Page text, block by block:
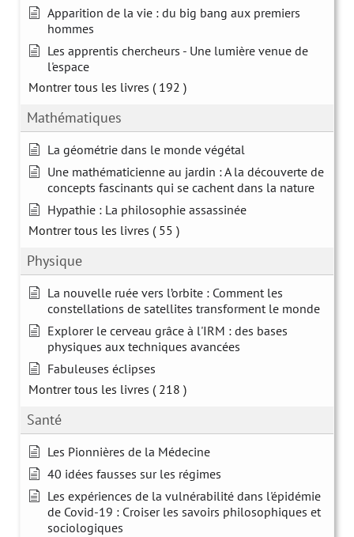
Apparition de la vie : du big bang aux premiers
hommes
Les apprentis chercheurs - Une lumière venue de
l'espace
Montrer tous les livres ( 192 )
Mathématiques
La géométrie dans le monde végétal
Une mathématicienne au jardin : A la découverte de
concepts fascinants qui se cachent dans la nature
Hypathie : La philosophie assassinée
Montrer tous les livres ( 55 )
Physique
La nouvelle ruée vers l’orbite : Comment les
constellations de satellites transforment le monde
Explorer le cerveau grâce à l'IRM : des bases
physiques aux techniques avancées
Fabuleuses éclipses
Montrer tous les livres ( 218 )
Santé
Les Pionnières de la Médecine
40 idées fausses sur les régimes
Les expériences de la vulnérabilité dans l'épidémie
de Covid-19 : Croiser les savoirs philosophiques et
sociologiques